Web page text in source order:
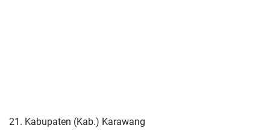
21. Kabupaten (Kab.) Karawang